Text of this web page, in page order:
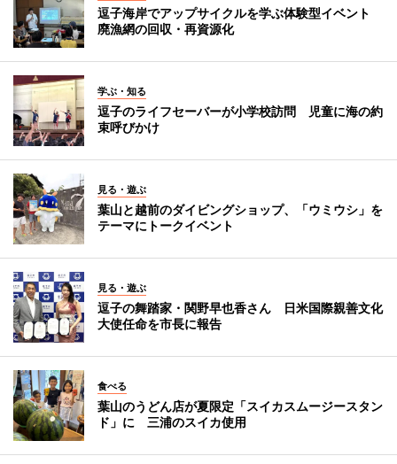
逗子海岸でアップサイクルを学ぶ体験型イベント
廃漁網の回収・再資源化
学ぶ・知る
逗子のライフセーバーが小学校訪問 児童に海の約
束呼びかけ
見る・遊ぶ
葉山と越前のダイビングショップ、「ウミウシ」を
テーマにトークイベント
見る・遊ぶ
逗子の舞踏家・関野早也香さん 日米国際親善文化
大使任命を市長に報告
食べる
葉山のうどん店が夏限定「スイカスムージースタン
ド」に 三浦のスイカ使用